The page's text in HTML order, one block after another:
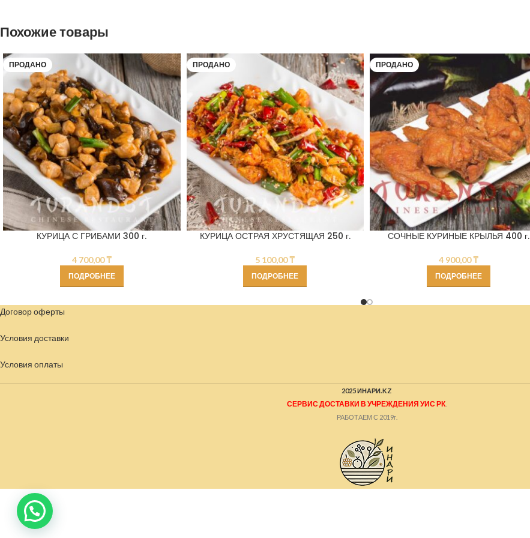
Похожие товары
ПРОДАНО
КУРИЦА С ГРИБАМИ 300 г.
4 700,00₸
ПОДРОБНЕЕ
ПРОДАНО
КУРИЦА ОСТРАЯ ХРУСТЯЩАЯ 250 г.
5 100,00₸
ПОДРОБНЕЕ
ПРОДАНО
СОЧНЫЕ КУРИНЫЕ КРЫЛЬЯ 400 г.
4 900,00₸
ПОДРОБНЕЕ
Договор оферты
Условия доставки
Условия оплаты
2025 ИНАРИ.KZ
СЕРВИС ДОСТАВКИ В УЧРЕЖДЕНИЯ УИС РК
РАБОТАЕМ С 2019г.